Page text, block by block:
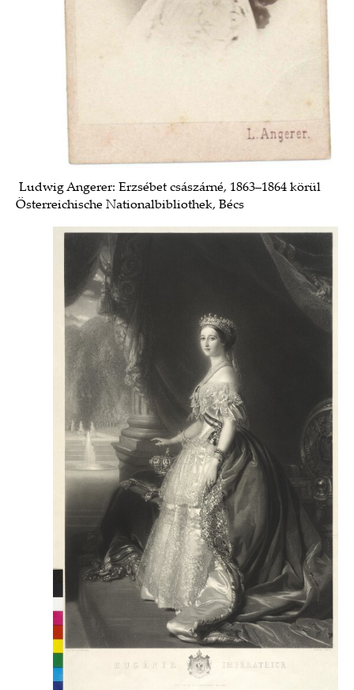
Ludwig Angerer: Erzsébet császárné, 1863–1864 körül
Österreichische Nationalbibliothek, Bécs